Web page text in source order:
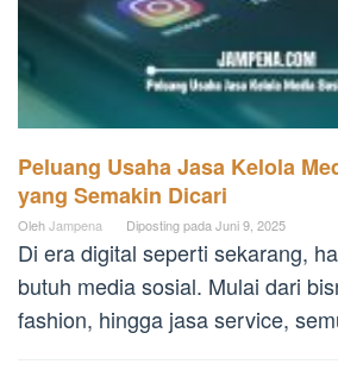
Peluang Usaha Jasa Kelola
yang Semakin Dicari
OlehJampena Diposting pada Juni 9, 2025
Di era digital seperti sekarang,
butuh media sosial. Mulai dari
fashion, hingga jasa service,